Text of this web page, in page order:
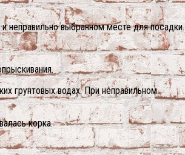
неправильно выбранном месте для посадки.
грунтовых водах. При неправильном
корка.